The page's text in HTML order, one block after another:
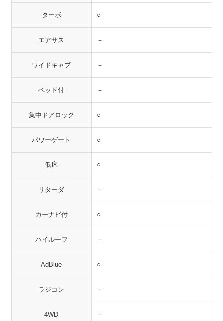
ターボ ○
エアサス －
ワイドキャブ －
ベッド付 －
集中ドアロック ○
パワーゲート ○
低床 ○
リターダ －
カーナビ付 ○
ハイルーフ －
AdBlue ○
ラジコン －
4WD －